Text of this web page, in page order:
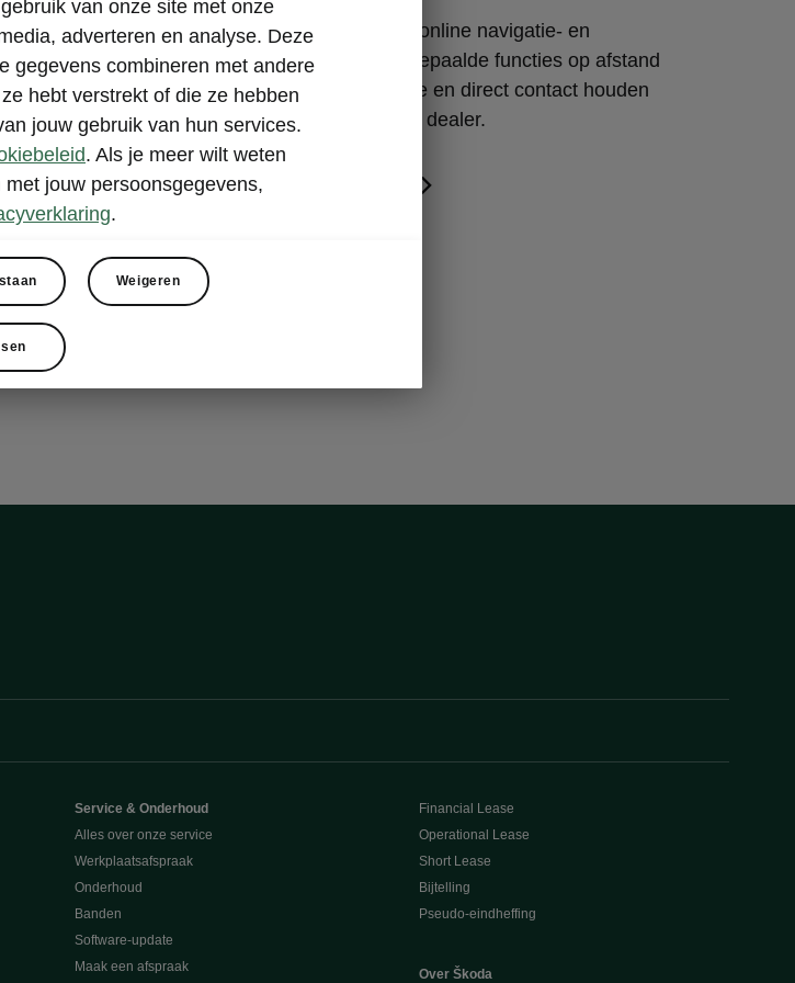
Met Škoda Connect krijg je online navigatie- en
informatiediensten, kun je bepaalde functies op afstand
bedienen met je smartphone en direct contact houden
met je dichtsbijzijnde Škoda dealer.
Meer over Škoda Connect
Service & Onderhoud
Alles over onze service
Werkplaatsafspraak
Onderhoud
Banden
Software-update
Maak een afspraak
Financial Lease
Operational Lease
Short Lease
Bijtelling
Pseudo-eindheffing
Over Škoda
van onze site met onze
adverteren en analyse. Deze
gegevens combineren met andere
hebt verstrekt of die ze hebben
jouw gebruik van hun services.
. Als je meer wilt weten
jouw persoonsgegevens,
.
Weigeren